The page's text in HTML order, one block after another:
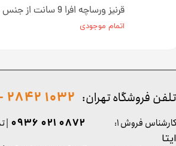
اتمام موجودی
تلفن فروشگاه تهران: 1032 2842 - 021
کارشناس فروش ۱: 0872 021 0936
|
ایتا